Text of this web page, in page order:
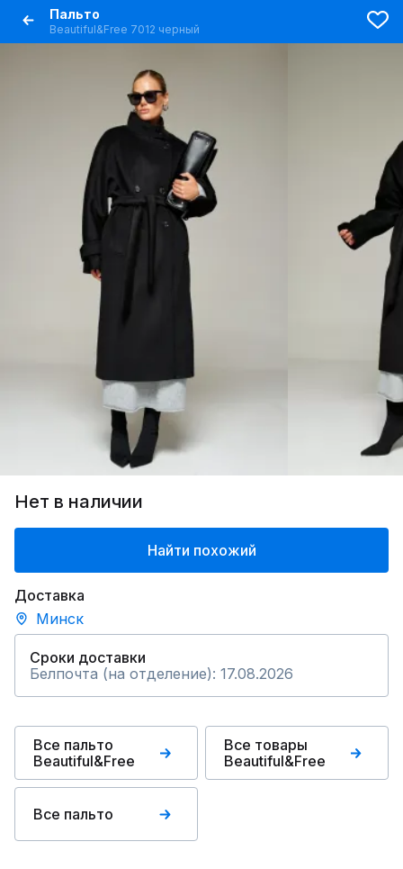
Пальто
Beautiful&Free 7012 черный
Нет в наличии
Найти похожий
Доставка
Минск
Сроки доставки
Белпочта (на отделение): 17.08.2026
Все пальто
Beautiful&Free
Все товары
Beautiful&Free
Все пальто